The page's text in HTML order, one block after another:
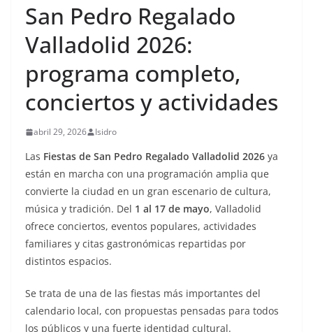
San Pedro Regalado
Valladolid 2026:
programa completo,
conciertos y actividades
abril 29, 2026 Isidro
Las Fiestas de San Pedro Regalado Valladolid 2026 ya
están en marcha con una programación amplia que
convierte la ciudad en un gran escenario de cultura,
música y tradición. Del 1 al 17 de mayo, Valladolid
ofrece conciertos, eventos populares, actividades
familiares y citas gastronómicas repartidas por
distintos espacios.
Se trata de una de las fiestas más importantes del
calendario local, con propuestas pensadas para todos
los públicos y una fuerte identidad cultural.